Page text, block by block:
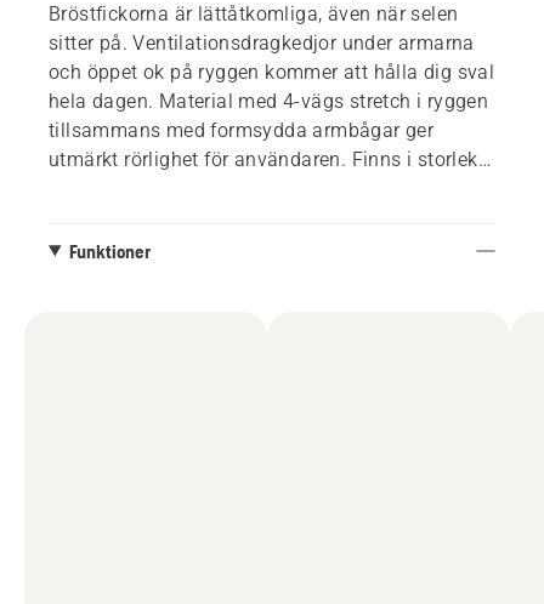
Bröstfickorna är lättåtkomliga, även när selen
sitter på. Ventilationsdragkedjor under armarna
och öppet ok på ryggen kommer att hålla dig sval
hela dagen. Material med 4-vägs stretch i ryggen
tillsammans med formsydda armbågar ger
utmärkt rörlighet för användaren. Finns i storlek
Funktioner